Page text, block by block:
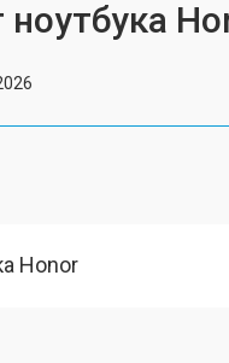
Honor